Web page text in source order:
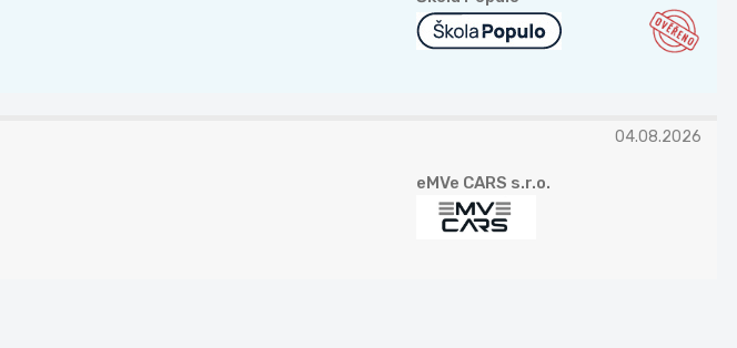
04.08.2026
eMVe CARS s.r.o.